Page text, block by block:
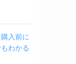
入前に
わかる